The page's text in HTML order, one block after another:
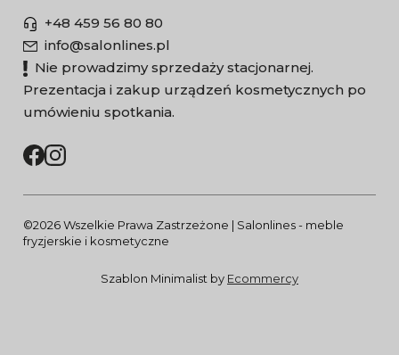
+48 459 56 80 80
info@salonlines.pl
Nie prowadzimy sprzedaży stacjonarnej.
Prezentacja i zakup urządzeń kosmetycznych po
umówieniu spotkania.
©2026 Wszelkie Prawa Zastrzeżone | Salonlines - meble
fryzjerskie i kosmetyczne
Szablon Minimalist by Ecommercy